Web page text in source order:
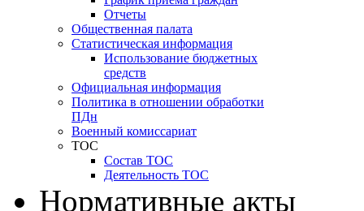
Отчеты
Общественная палата
Статистическая информация
Использование бюджетных
средств
Официальная информация
Политика в отношении обработки
ПДн
Военный комиссариат
ТОС
Состав ТОС
Деятельность ТОС
Нормативные акты